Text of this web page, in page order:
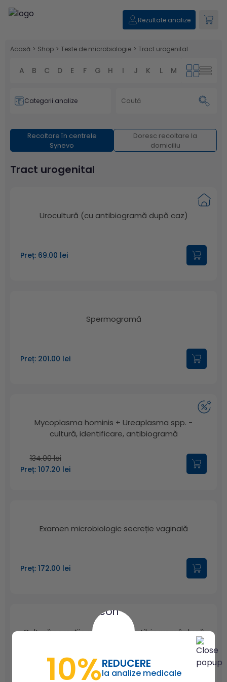
Rezultate analize
Acasă > Shop > Teste de microbiologie > Tract urogenital
Categorii analize
A B C D E F G H I J K L M N O P
Recoltare în centrele
Synevo
Doresc recoltare la
domiciliu
Tract urogenital
Urocultură (cu antibiogramă după caz)
Preț: 69.00 lei
Spermogramă
Preț: 201.00 lei
Mycoplasma hominis + Ureaplasma spp. -
cultură, identificare, antibiogramă
134.00 lei
Preț: 107.20 lei
Examen microbiologic secreție vaginală
Preț: 172.00 lei
Cultură secreții vaginale (cu antibiogramă după
Preț: 74.00 lei10%REDUCERE
la analize medicale